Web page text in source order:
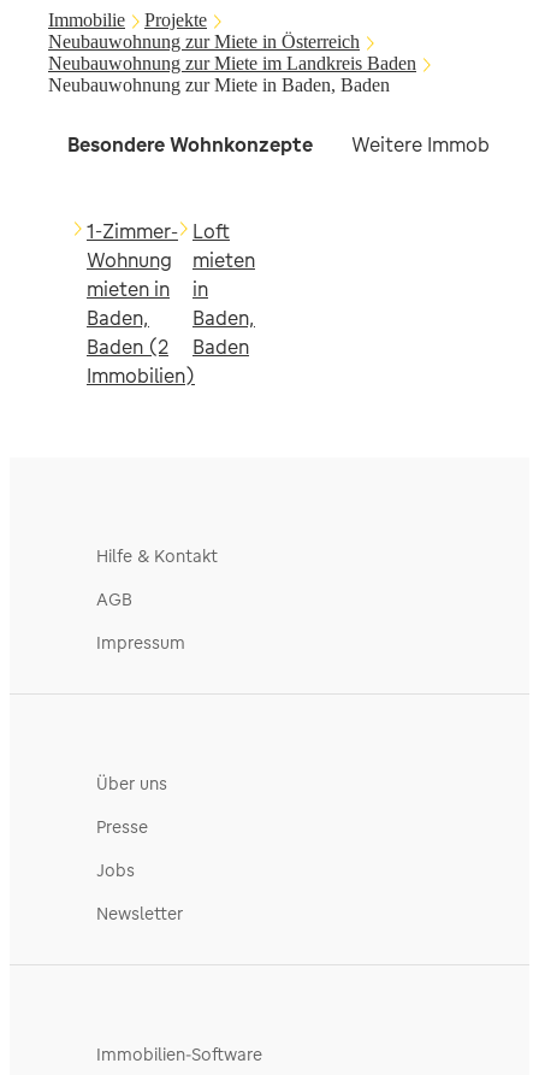
Immobilie
Projekte
Neubauwohnung zur Miete in Österreich
Neubauwohnung zur Miete im Landkreis Baden
Neubauwohnung zur Miete in Baden, Baden
Besondere Wohnkonzepte Weitere Immobilien
1-Zimmer-
Wohnung
mieten in
Baden,
Baden (2
Immobilien)
Loft
mieten
in
Baden,
Baden
Hilfe & Kontakt
AGB
Impressum
Über uns
Presse
Jobs
Newsletter
Immobilien-Software